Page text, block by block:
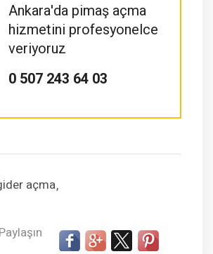
Ankara'da pimaş açma
hizmetini profesyonelce
veriyoruz
0 507 243 64 03
açma